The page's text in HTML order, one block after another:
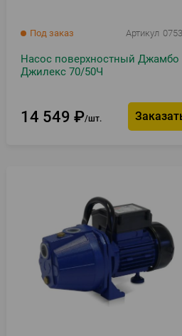
Под заказ Артикул
Насос поверхностный Джамбо
Джилекс 70/50Ч
14 549 ₽ шт.